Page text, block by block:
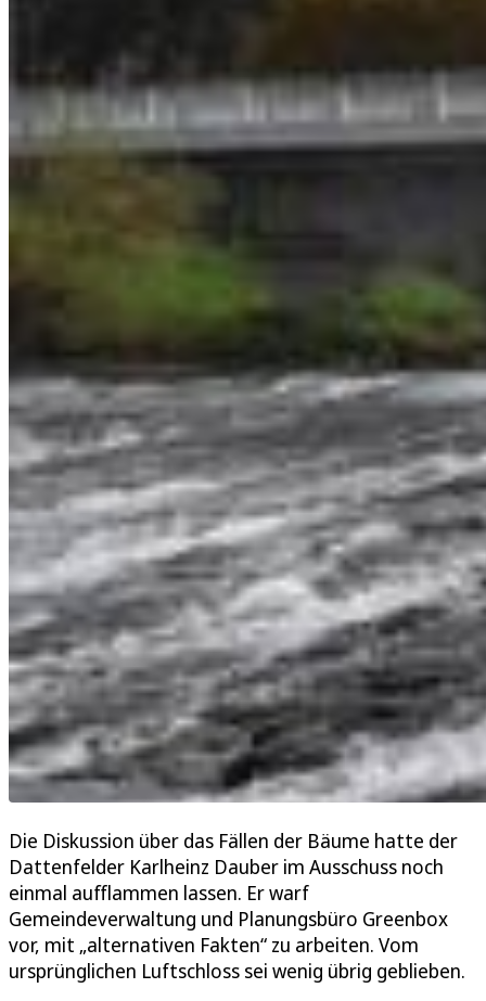
Die Diskussion über das Fällen der Bäume hatte der
Dattenfelder Karlheinz Dauber im Ausschuss noch
einmal aufflammen lassen. Er warf
Gemeindeverwaltung und Planungsbüro Greenbox
vor, mit „alternativen Fakten“ zu arbeiten. Vom
ursprünglichen Luftschloss sei wenig übrig geblieben.